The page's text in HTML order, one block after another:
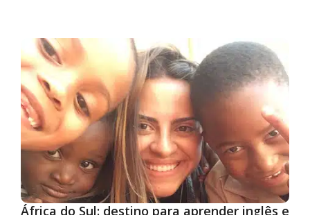
África do Sul: destino para aprender inglês e